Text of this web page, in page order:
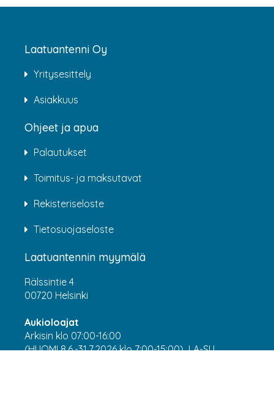
Laatuantenni Oy
Yritysesittely
Asiakkuus
Ohjeet ja apua
Palautukset
Toimitus- ja maksutavat
Rekisteriseloste
Tietosuojaseloste
Laatuantennin myymälä
Rälssintie 4
00720 Helsinki
Aukioloajat
Arkisin klo 07:00-16:00
(HUOM! 8.6.-31.7.2026 klo 7:00-15:00) LA-SU